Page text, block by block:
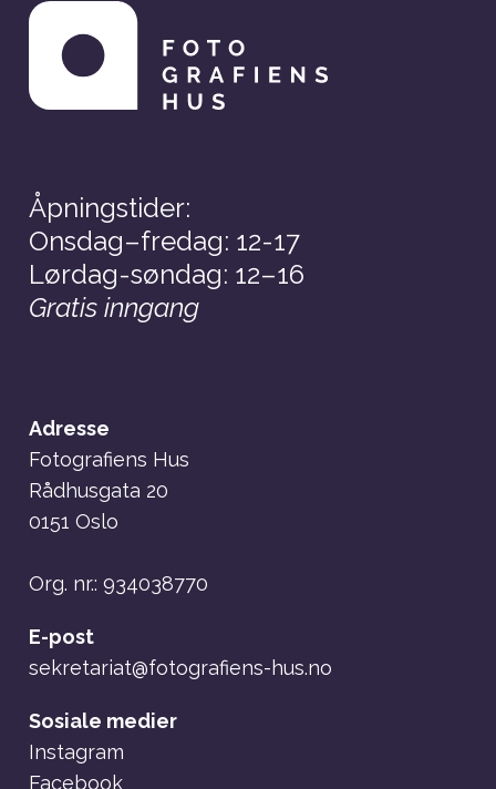
Åpningstider:
Onsdag–fredag: 12-17
Lørdag-søndag: 12–16
Gratis inngang
Adresse
Fotografiens Hus
Rådhusgata 20
0151 Oslo
Org. nr.: 934038770
E-post
sekretariat@fotografiens-hus.no
Sosiale medier
Instagram
Facebook